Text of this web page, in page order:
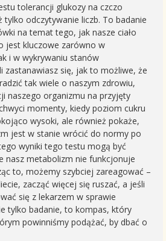
tolerancji glukozy na czczo
tylko odczytywanie liczb. To badanie
na temat tego, jak nasze ciało
jest kluczowe zarówno w
i w wykrywaniu stanów
zastanawiasz się, jak to możliwe, że
tak wiele o naszym zdrowiu,
naszego organizmu na przyjęty
momenty, kiedy poziom cukru
wysoki, ale również pokaże,
jest w stanie wrócić do normy po
wyniki tego testu mogą być
nasz metabolizm nie funkcjonuje
to, możemy szybciej zareagować –
zacząć więcej się ruszać, a jeśli
się z lekarzem w sprawie
tylko badanie, to kompas, który
powinniśmy podążać, by dbać o